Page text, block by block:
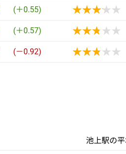
(＋0.55) ★★★★★
★★★★★
(＋0.57) ★★★★★
★★★★★
(－0.92) ★★★★★
★★★★★
池上駅の